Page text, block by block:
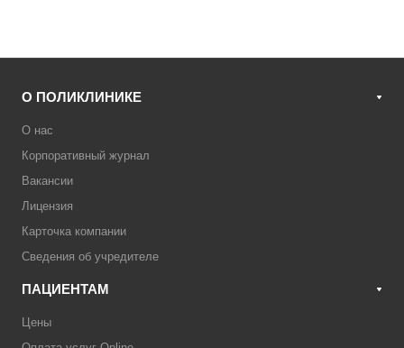
О ПОЛИКЛИНИКЕ
О нас
Корпоративный журнал
Вакансии
Лицензия
Карточка компании
Сведения об учредителе
ПАЦИЕНТАМ
Цены